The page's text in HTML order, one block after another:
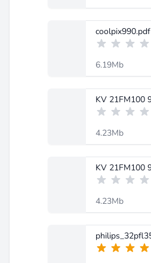
coolpix990.pdf
6.19Mb
4.23Mb
4.23Mb